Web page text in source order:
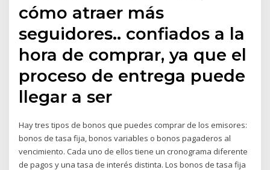
cómo atraer más
seguidores.. confiados a la
hora de comprar, ya que el
proceso de entrega puede
llegar a ser
Hay tres tipos de bonos que puedes comprar de los emisores:
bonos de tasa fija, bonos variables o bonos pagaderos al
vencimiento. Cada uno de ellos tiene un cronograma diferente
de pagos y una tasa de interés distinta. Los bonos de tasa fija